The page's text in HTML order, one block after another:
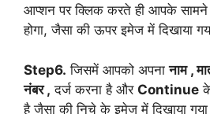
आप्शन पर क्लिक करते ही आपके
होगा, जैसा की ऊपर इमेज में दिखाया
Step6. जिसमें आपको अपनानाम ,
नंबर , दर्ज करना है और Continue
है जैसा की निचे के इमेज में दिखाया